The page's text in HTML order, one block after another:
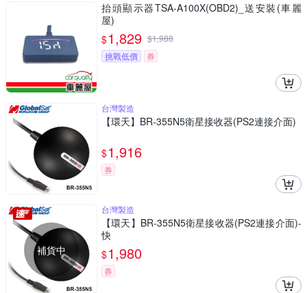
抬頭顯示器TSA-A100X(OBD2)_送安裝(車麗
屋)
$1,829 $1,988
挑戰低價
券
台灣製造
【環天】BR-355N5衛星接收器(PS2連接介面)
$1,916
券
補貨中
台灣製造
【環天】BR-355N5衛星接收器(PS2連接介面)-
快
$1,980
券